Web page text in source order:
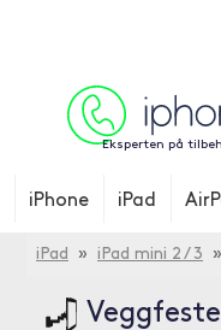
Eksperten på
iPhone iPad
iPad » iPad mini 2 / 3